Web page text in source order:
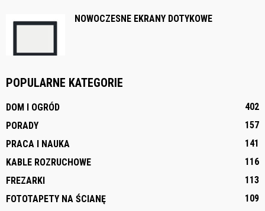
NOWOCZESNE EKRANY DOTYKOWE
POPULARNE KATEGORIE
DOM I OGRÓD
402
PORADY
157
PRACA I NAUKA
141
KABLE ROZRUCHOWE
116
FREZARKI
113
FOTOTAPETY NA ŚCIANĘ
109